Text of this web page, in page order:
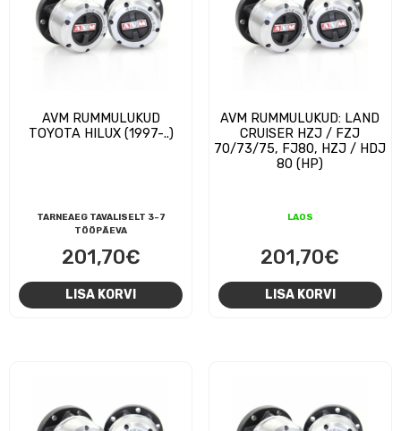
AVM RUMMULUKUD
TOYOTA HILUX (1997-..)
TARNEAEG TAVALISELT 3-7
TÖÖPÄEVA
201,70€
LISA KORVI
AVM RUMMULUKUD: LAND
CRUISER HZJ / FZJ
70/73/75, FJ80, HZJ / HDJ
80 (HP)
LAOS
201,70€
LISA KORVI